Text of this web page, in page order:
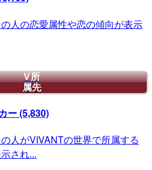
人の恋愛属性や恋の傾向が表示
V所
属先
ー(5,830)
人がVIVANTの世界で所属する
され...